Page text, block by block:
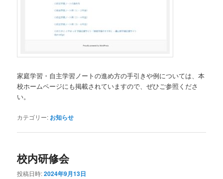
家庭学習・自主学習ノートの進め方の手引きや例については、本
校ホームページにも掲載されていますので、ぜひご参照くださ
い。
カテゴリー: お知らせ
校内研修会
投稿日時:2024年9月13日